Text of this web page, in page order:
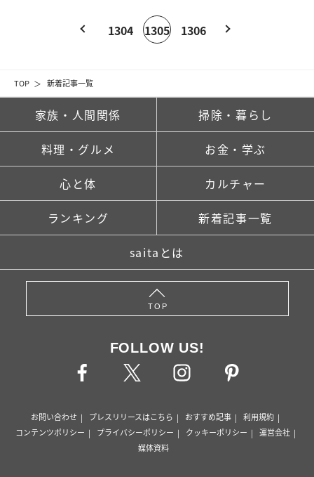
TOP 新着記事一覧
1304 1305 1306
家族・人間関係 掃除・暮らし
料理・グルメ お金・学ぶ
心と体 カルチャー
ランキング 新着記事一覧
saitaとは
TOP
FOLLOW US!
お問い合わせ プレスリリースはこちら おすすめ記事
利用規約
コンテンツポリシー
プライバシーポリシー クッキーポリシー
運営会社
媒体資料